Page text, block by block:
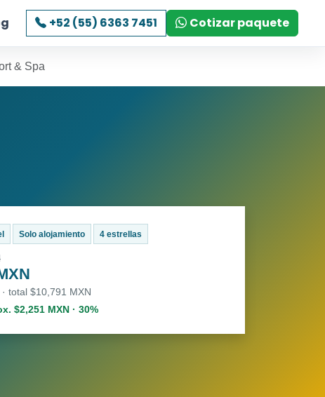
+52 (55) 6363 7451 Cotizar paquete
& Spa
Solo alojamiento 4 estrellas
total $10,791 MXN
$2,251 MXN · 30%